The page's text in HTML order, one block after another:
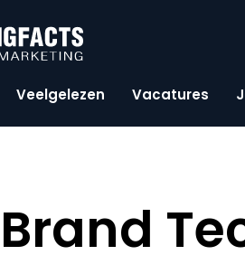
Veelgelezen Vacatures
Brand